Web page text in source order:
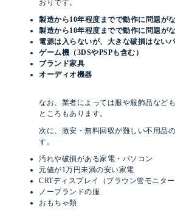
おりです。
製造から10年程度までで動作に問題が
製造から10年程度までで動作に問題が
電源は入らないが、大きな破損はない
ゲーム機（3DSやPSPも含む）
ブランド家具
オーディオ機器
なお、業者によっては服や服飾品など
ところもあります。
次に、激安・無料回収が難しい不用品
す。
汚れや破損がある家電・パソコン
元値が1万円未満の安い家電
CRTディスプレイ（ブラウン管モニター
ノーブランドの服
おもちゃ類